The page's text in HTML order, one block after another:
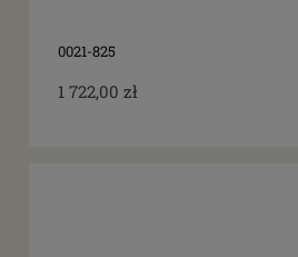
0021-825
1 722,00 zł